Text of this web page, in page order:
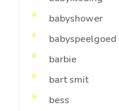
babyshower
babyspeelgoed
barbie
bart smit
bess